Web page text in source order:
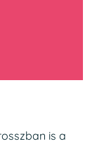
is a